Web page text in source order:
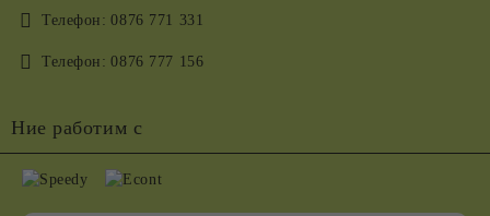
Телефон: 0876 771 331
Телефон: 0876 777 156
Ние работим с